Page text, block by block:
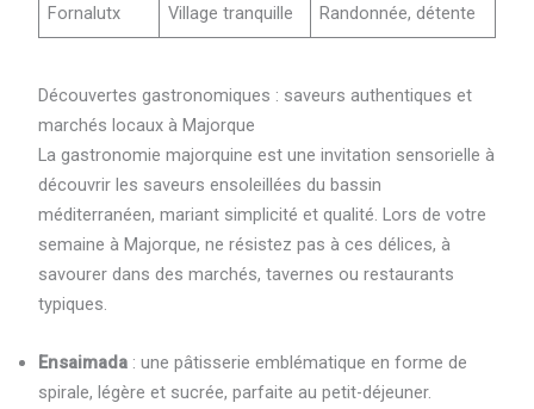
Fornalutx Village tranquille Randonnée, détente
Découvertes gastronomiques : saveurs authentiques et
marchés locaux à Majorque
La gastronomie majorquine est une invitation sensorielle à
découvrir les saveurs ensoleillées du bassin
méditerranéen, mariant simplicité et qualité. Lors de votre
semaine à Majorque, ne résistez pas à ces délices, à
savourer dans des marchés, tavernes ou restaurants
typiques.
Ensaimada: une pâtisserie emblématique en forme de
spirale, légère et sucrée, parfaite au petit-déjeuner.